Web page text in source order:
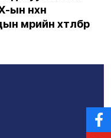
нөхөн
мөрийн хөтөлбөр